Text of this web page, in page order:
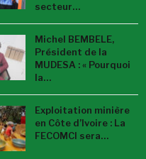
secteur…
Michel BEMBELE,
Président de la
MUDESA : « Pourquoi
la…
Exploitation minière
en Côte d’Ivoire : La
FECOMCI sera…